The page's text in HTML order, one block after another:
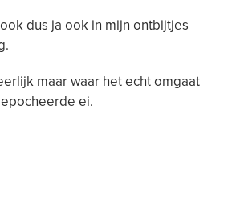
dus ja ook in mijn ontbijtjes
maar waar het echt omgaat
ei.